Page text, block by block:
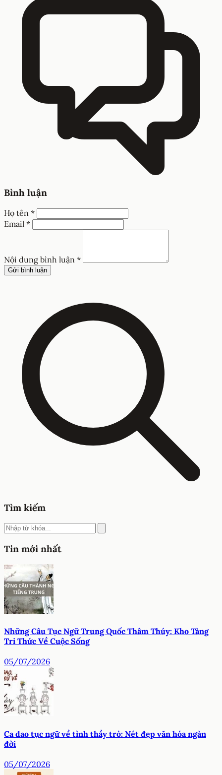
Bình luận
Họ tên *
Email *
Nội dung bình luận *
Gửi bình luận
Tìm kiếm
Tin mới nhất
Những Câu Tục Ngữ Trung Quốc Thâm Thúy: Kho Tàng
Tri Thức Về Cuộc Sống
05/07/2026
Ca dao tục ngữ về tình thầy trò: Nét đẹp văn hóa ngàn
đời
05/07/2026